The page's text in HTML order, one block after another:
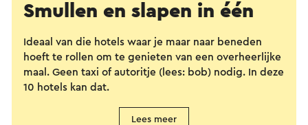
Smullen en slapen in één
Ideaal van die hotels waar je maar naar beneden
hoeft te rollen om te genieten van een overheerlijke
maal. Geen taxi of autoritje (lees: bob) nodig. In deze
10 hotels kan dat.
Lees meer